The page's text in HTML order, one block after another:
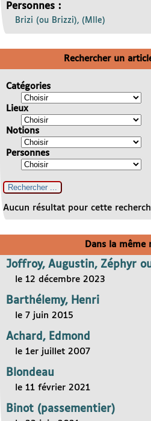
Personnes :
Brizi (ou Brizzi), (Mlle)
Rechercher un
Catégories
Lieux
Notions
Personnes
Aucun résultat pour cette
Dans la même
Joffroy, Augustin, Zéphyr
le 12 décembre 2023
Barthélemy, Henri
le 7 juin 2015
Achard, Edmond
le 1er juillet 2007
Blondeau
le 11 février 2021
Binot (passementier)